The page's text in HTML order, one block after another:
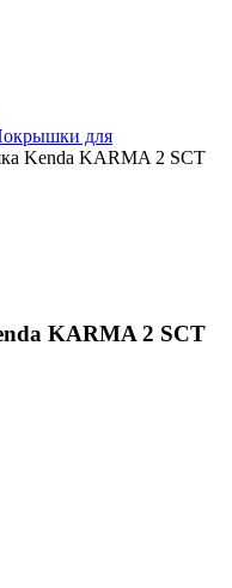
для
Kenda KARMA 2 SCT
KARMA 2 SCT